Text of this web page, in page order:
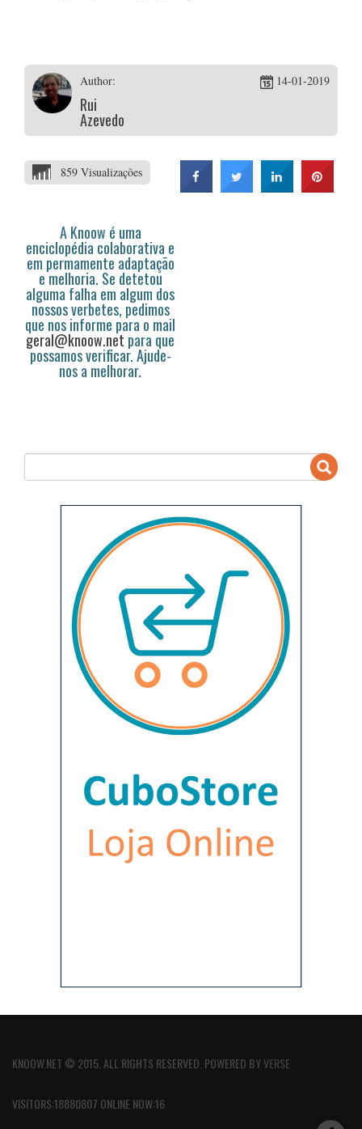
Author:
Rui
Azevedo
14-01-2019
859 Visualizações
A Knoow é uma
enciclopédia colaborativa e
em permamente adaptação
e melhoria. Se detetou
alguma falha em algum dos
nossos verbetes, pedimos
que nos informe para o mail
geral@knoow.net para que
possamos verificar. Ajude-
nos a melhorar.
KNOOW.NET © 2015. ALL RIGHTS RESERVED. POWERED BYVERSE
VISITORS:18880807 ONLINE NOW:16